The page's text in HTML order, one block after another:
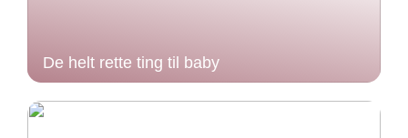
De helt rette ting til baby